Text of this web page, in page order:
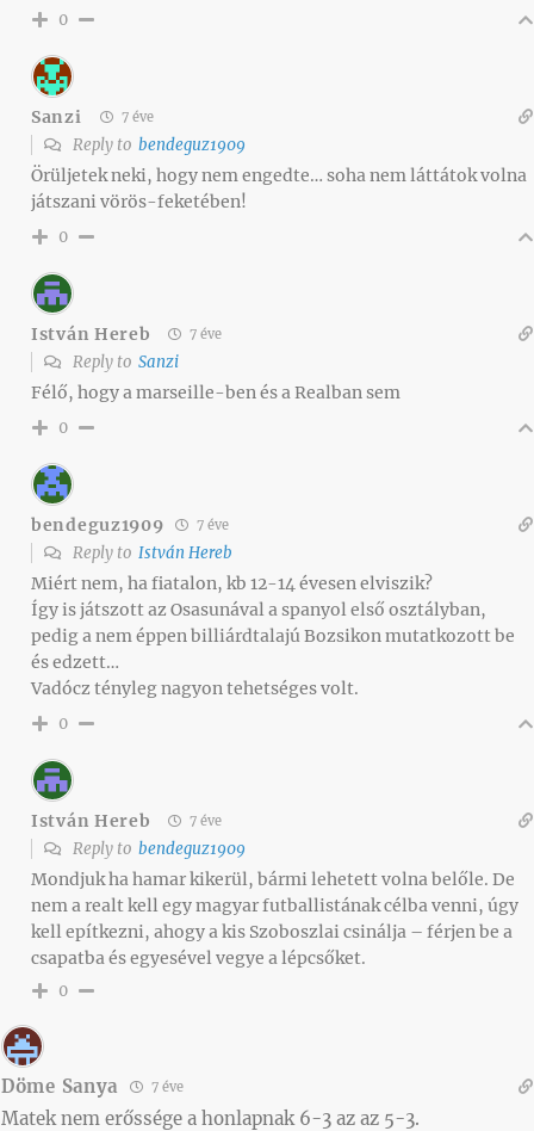
0
Sanzi 7 éve
Reply to bendeguz1909
Örüljetek neki, hogy nem engedte… soha nem láttátok volna
játszani vörös-feketében!
0
István Hereb 7 éve
Reply to Sanzi
Félő, hogy a marseille-ben és a Realban sem
0
bendeguz1909 7 éve
Reply to István Hereb
Miért nem, ha fiatalon, kb 12-14 évesen elviszik?
Így is játszott az Osasunával a spanyol első osztályban,
pedig a nem éppen billiárdtalajú Bozsikon mutatkozott be
és edzett…
Vadócz tényleg nagyon tehetséges volt.
0
István Hereb 7 éve
Reply to bendeguz1909
Mondjuk ha hamar kikerül, bármi lehetett volna belőle. De
nem a realt kell egy magyar futballistának célba venni, úgy
kell epítkezni, ahogy a kis Szoboszlai csinálja – férjen be a
csapatba és egyesével vegye a lépcsőket.
0
Döme Sanya 7 éve
Matek nem erőssége a honlapnak 6-3 az az 5-3.